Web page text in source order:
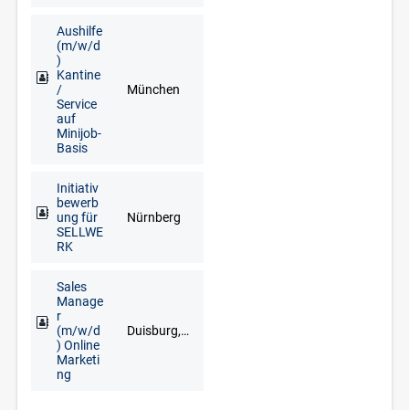
Aushilfe
(m/w/d
)
Kantine
/
Service
auf
Minijob-
Basis
München
Initiativ
bewerb
ung für
SELLWE
RK
Nürnberg
Sales
Manage
r
(m/w/d
) Online
Marketi
ng
Duisburg, Düsseldorf, Erkelenz, Kleve, Krefeld, Langenfeld, Mönchengladbach, Mülheim an der Ruhr, Wesel, Wuppertal